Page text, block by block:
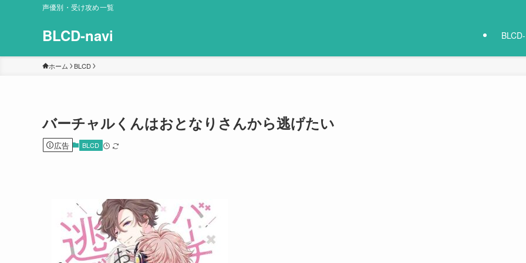
声優別・受け攻め一覧
BLCD-navi
ホーム BLCD
バーチャルくんはおとなりさんから逃げたい
広告 BLCD